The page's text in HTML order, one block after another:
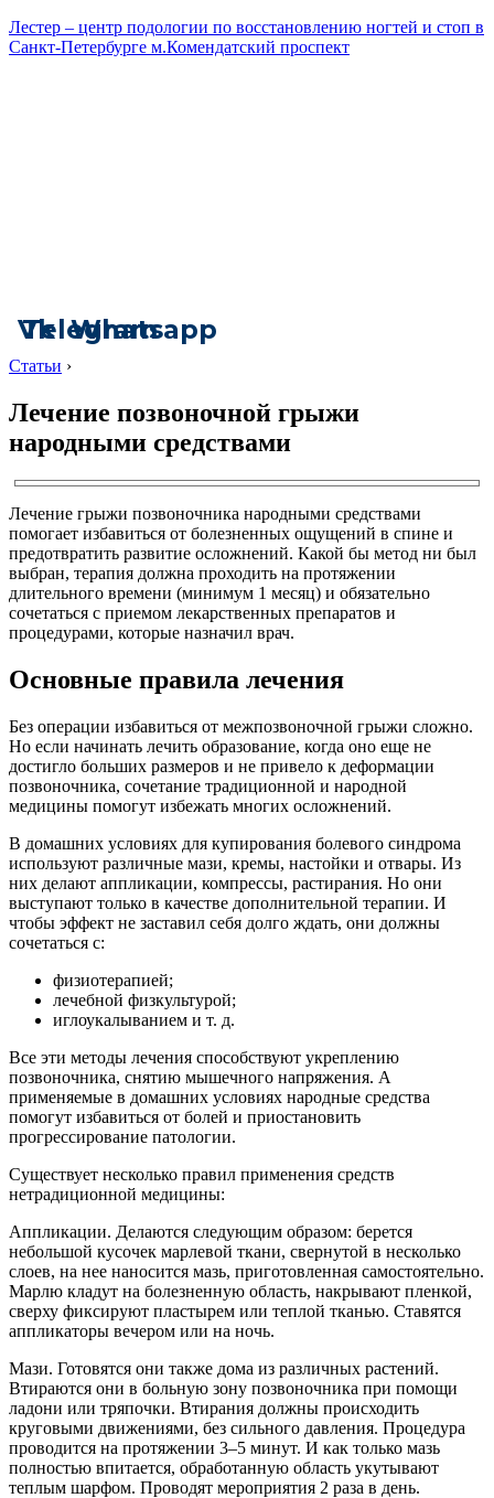
Лестер – центр подологии по восстановлению ногтей и стоп в
Санкт-Петербурге м.Комендатский проспект
Vk
Telegram
Whatsapp
Статьи ›
Лечение позвоночной грыжи
народными средствами
Лечение грыжи позвоночника народными средствами
помогает избавиться от болезненных ощущений в спине и
предотвратить развитие осложнений. Какой бы метод ни был
выбран, терапия должна проходить на протяжении
длительного времени (минимум 1 месяц) и обязательно
сочетаться с приемом лекарственных препаратов и
процедурами, которые назначил врач.
Основные правила лечения
Без операции избавиться от межпозвоночной грыжи сложно.
Но если начинать лечить образование, когда оно еще не
достигло больших размеров и не привело к деформации
позвоночника, сочетание традиционной и народной
медицины помогут избежать многих осложнений.
В домашних условиях для купирования болевого синдрома
используют различные мази, кремы, настойки и отвары. Из
них делают аппликации, компрессы, растирания. Но они
выступают только в качестве дополнительной терапии. И
чтобы эффект не заставил себя долго ждать, они должны
сочетаться с:
физиотерапией;
лечебной физкультурой;
иглоукалыванием и т. д.
Все эти методы лечения способствуют укреплению
позвоночника, снятию мышечного напряжения. А
применяемые в домашних условиях народные средства
помогут избавиться от болей и приостановить
прогрессирование патологии.
Существует несколько правил применения средств
нетрадиционной медицины:
Аппликации. Делаются следующим образом: берется
небольшой кусочек марлевой ткани, свернутой в несколько
слоев, на нее наносится мазь, приготовленная самостоятельно.
Марлю кладут на болезненную область, накрывают пленкой,
сверху фиксируют пластырем или теплой тканью. Ставятся
аппликаторы вечером или на ночь.
Мази. Готовятся они также дома из различных растений.
Втираются они в больную зону позвоночника при помощи
ладони или тряпочки. Втирания должны происходить
круговыми движениями, без сильного давления. Процедура
проводится на протяжении 3–5 минут. И как только мазь
полностью впитается, обработанную область укутывают
теплым шарфом. Проводят мероприятия 2 раза в день.